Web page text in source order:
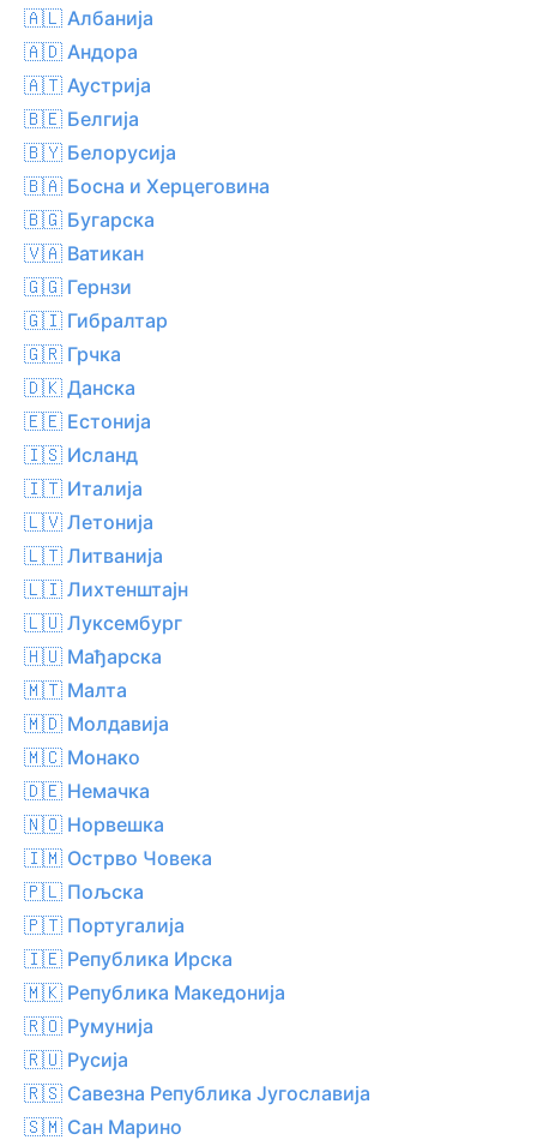
🇦🇱 Албанија
🇦🇩 Андора
🇦🇹 Аустрија
🇧🇪 Белгија
🇧🇾 Белорусија
🇧🇦 Босна и Херцеговина
🇧🇬 Бугарска
🇻🇦 Ватикан
🇬🇬 Гернзи
🇬🇮 Гибралтар
🇬🇷 Грчка
🇩🇰 Данска
🇪🇪 Естонија
🇮🇸 Исланд
🇮🇹 Италија
🇱🇻 Летонија
🇱🇹 Литванија
🇱🇮 Лихтенштајн
🇱🇺 Луксембург
🇭🇺 Мађарска
🇲🇹 Малта
🇲🇩 Молдавија
🇲🇨 Монако
🇩🇪 Немачка
🇳🇴 Норвешка
🇮🇲 Острво Човека
🇵🇱 Пољска
🇵🇹 Португалија
🇮🇪 Република Ирска
🇲🇰 Република Македонија
🇷🇴 Румунија
🇷🇺 Русија
🇷🇸 Савезна Република Југославија
🇸🇲 Сан Марино